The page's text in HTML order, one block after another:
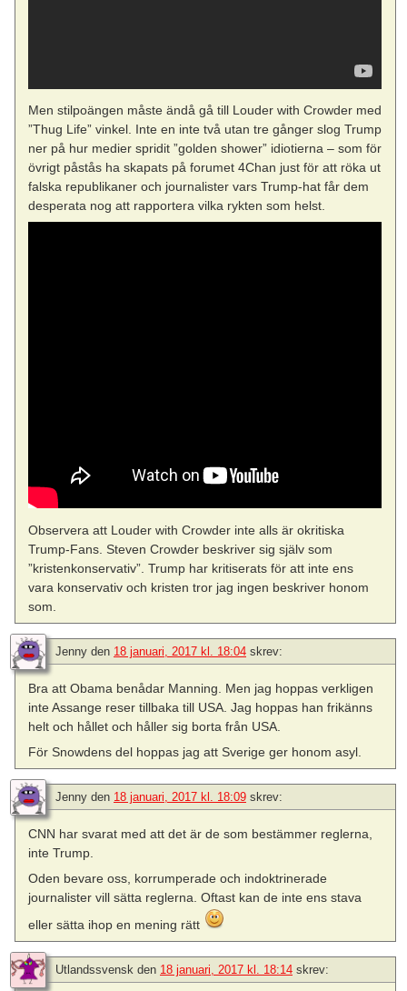
Men stilpoängen måste ändå gå till Louder with Crowder med
”Thug Life” vinkel. Inte en inte två utan tre gånger slog Trump
ner på hur medier spridit ”golden shower” idiotierna – som för
övrigt påstås ha skapats på forumet 4Chan just för att röka ut
falska republikaner och journalister vars Trump-hat får dem
desperata nog att rapportera vilka rykten som helst.
Observera att Louder with Crowder inte alls är okritiska
Trump-Fans. Steven Crowder beskriver sig själv som
”kristenkonservativ”. Trump har kritiserats för att inte ens
vara konservativ och kristen tror jag ingen beskriver honom
som.
Jenny den 18 januari, 2017 kl. 18:04 skrev:
Bra att Obama benådar Manning. Men jag hoppas verkligen
inte Assange reser tillbaka till USA. Jag hoppas han frikänns
helt och hållet och håller sig borta från USA.
För Snowdens del hoppas jag att Sverige ger honom asyl.
Jenny den 18 januari, 2017 kl. 18:09 skrev:
CNN har svarat med att det är de som bestämmer reglerna,
inte Trump.
Oden bevare oss, korrumperade och indoktrinerade
journalister vill sätta reglerna. Oftast kan de inte ens stava
eller sätta ihop en mening rätt
Utlandssvensk den 18 januari, 2017 kl. 18:14 skrev: